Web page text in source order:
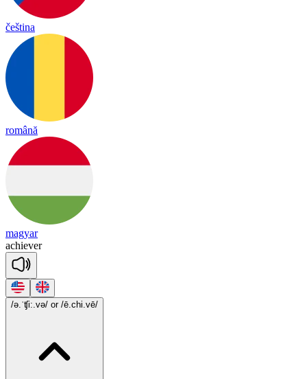
čeština
română
magyar
achiever
/ə.ˈʧi:.və/ or /ē.chi.vē/